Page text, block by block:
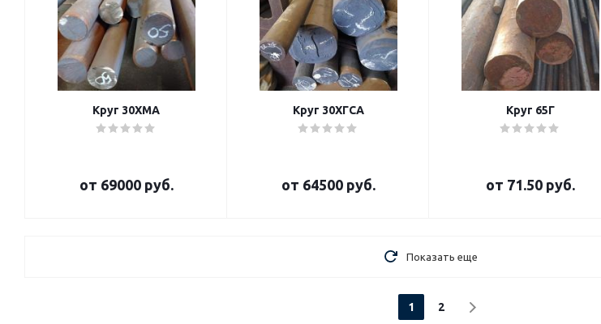
Круг 30ХМА
от 69000 руб.
Круг 30ХГСА
от 64500 руб.
Круг 65Г
от 71.50 руб.
Показать еще
1 2